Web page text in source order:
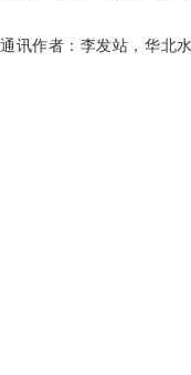
通讯作者： 李发站，华北